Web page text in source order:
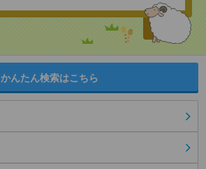
かんたん検索はこちら